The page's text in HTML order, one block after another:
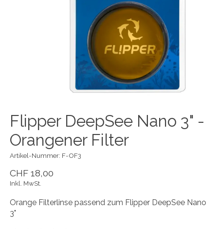
Flipper DeepSee Nano 3" -
Orangener Filter
Artikel-Nummer: F-OF3
CHF 18,00
Inkl. MwSt.
Orange Filterlinse passend zum Flipper DeepSee Nano
3"